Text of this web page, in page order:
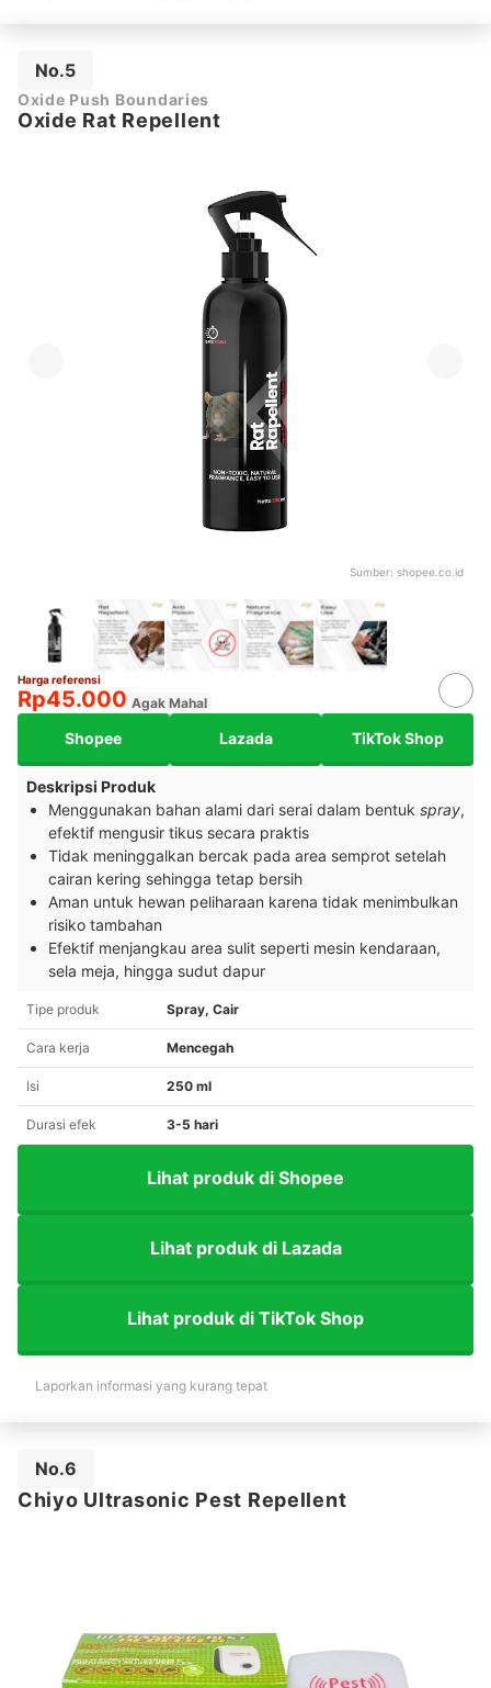
No.5
Oxide Push Boundaries
Oxide Rat Repellent
Sumber: shopee.co.id
Harga referensi
Rp45.000 Agak Mahal
Shopee Lazada TikTok Shop
Deskripsi Produk
Menggunakan bahan alami dari serai dalam bentuk spray,
efektif mengusir tikus secara praktis
Tidak meninggalkan bercak pada area semprot setelah
cairan kering sehingga tetap bersih
Aman untuk hewan peliharaan karena tidak menimbulkan
risiko tambahan
Efektif menjangkau area sulit seperti mesin kendaraan,
sela meja, hingga sudut dapur
Tipe produk Spray, Cair
Cara kerja Mencegah
Isi 250 ml
Durasi efek 3-5 hari
Lihat produk di Shopee
Lihat produk di Lazada
Lihat produk di TikTok Shop
Laporkan informasi yang kurang tepat
No.6
Chiyo Ultrasonic Pest Repellent